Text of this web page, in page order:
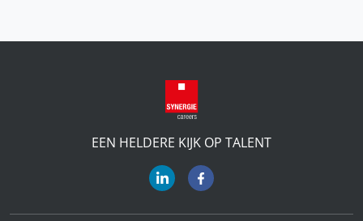
EEN HELDERE KIJK OP TALENT